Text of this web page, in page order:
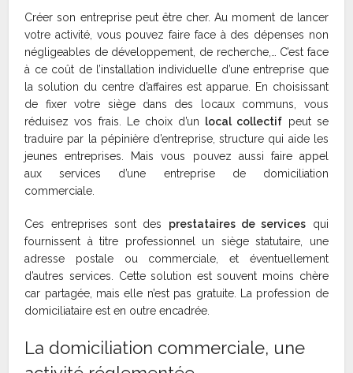
Créer son entreprise peut être cher. Au moment de lancer
votre activité, vous pouvez faire face à des dépenses non
négligeables de développement, de recherche,… C’est face
à ce coût de l’installation individuelle d’une entreprise que
la solution du centre d’affaires est apparue. En choisissant
de fixer votre siège dans des locaux communs, vous
réduisez vos frais. Le choix d’un local collectif peut se
traduire par la pépinière d’entreprise, structure qui aide les
jeunes entreprises. Mais vous pouvez aussi faire appel
aux services d’une entreprise de domiciliation
commerciale.
Ces entreprises sont des prestataires de services qui
fournissent à titre professionnel un siège statutaire, une
adresse postale ou commerciale, et éventuellement
d’autres services. Cette solution est souvent moins chère
car partagée, mais elle n’est pas gratuite. La profession de
domiciliataire est en outre encadrée.
La domiciliation commerciale, une